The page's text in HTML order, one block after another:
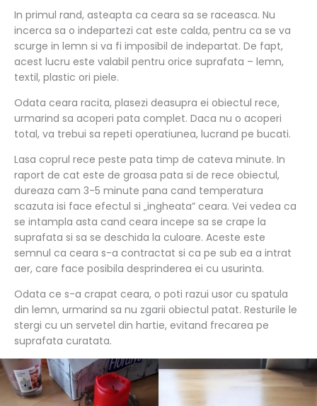
In primul rand, asteapta ca ceara sa se raceasca. Nu
incerca sa o indepartezi cat este calda, pentru ca se va
scurge in lemn si va fi imposibil de indepartat. De fapt,
acest lucru este valabil pentru orice suprafata – lemn,
textil, plastic ori piele.
Odata ceara racita, plasezi deasupra ei obiectul rece,
urmarind sa acoperi pata complet. Daca nu o acoperi
total, va trebui sa repeti operatiunea, lucrand pe bucati.
Lasa coprul rece peste pata timp de cateva minute. In
raport de cat este de groasa pata si de rece obiectul,
dureaza cam 3-5 minute pana cand temperatura
scazuta isi face efectul si „ingheata” ceara. Vei vedea ca
se intampla asta cand ceara incepe sa se crape la
suprafata si sa se deschida la culoare. Aceste este
semnul ca ceara s-a contractat si ca pe sub ea a intrat
aer, care face posibila desprinderea ei cu usurinta.
Odata ce s-a crapat ceara, o poti razui usor cu spatula
din lemn, urmarind sa nu zgarii obiectul patat. Resturile le
stergi cu un servetel din hartie, evitand frecarea pe
suprafata curatata.